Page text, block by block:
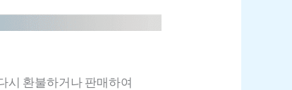
시 환불하거나 판매하여